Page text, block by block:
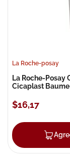
La Roche-posay
La Roche-Posay
Cicaplast Baume
$16,17